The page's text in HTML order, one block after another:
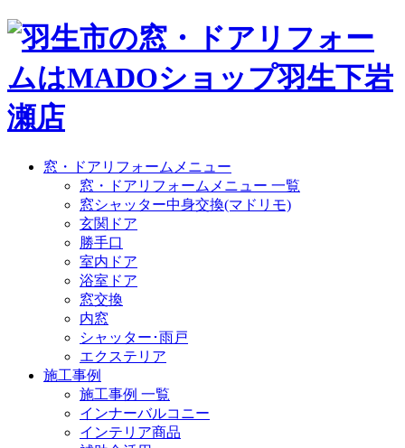
窓・ドアリフォームメニュー
窓・ドアリフォームメニュー 一覧
窓シャッター中身交換(マドリモ)
玄関ドア
勝手口
室内ドア
浴室ドア
窓交換
内窓
シャッター･雨戸
エクステリア
施工事例
施工事例 一覧
インナーバルコニー
インテリア商品